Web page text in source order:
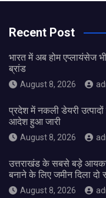
Recent Post
भारत में अब होम एप्लायंसेज
ब्रांड
August 8, 2026
प्रदेश में नकली डेयरी
आदेश हुआ जारी
August 8, 2026
उत्तराखंड के सबसे बड़े आयकर
बनाने के लिए जमीन दिला दो
August 8, 2026